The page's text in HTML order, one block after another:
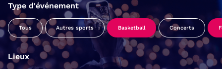
Type d'événement
Tous Autres sports Basketball Concerts
Lieux